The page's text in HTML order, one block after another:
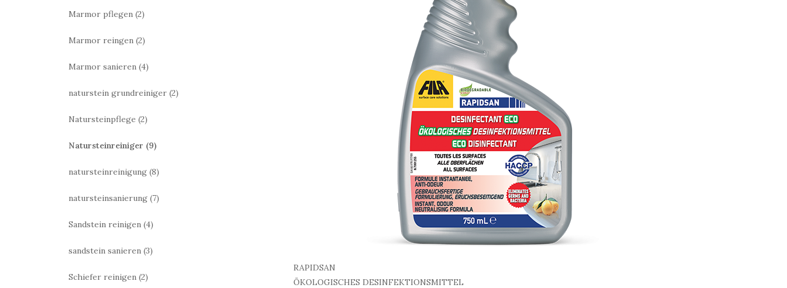
RAPIDSAN
ÖKOLOGISCHES DESINFEKTIONSMITTEL
Marmor pflegen (2)
Marmor reingen (2)
Marmor sanieren (4)
naturstein grundreiniger (2)
Natursteinpflege (2)
Natursteinreiniger (9)
natursteinreinigung (8)
natursteinsanierung (7)
Sandstein reinigen (4)
sandstein sanieren (3)
Schiefer reinigen (2)